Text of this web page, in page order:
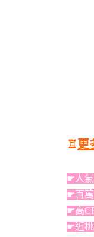
♖更
☛人
☛百
☛高
☛近